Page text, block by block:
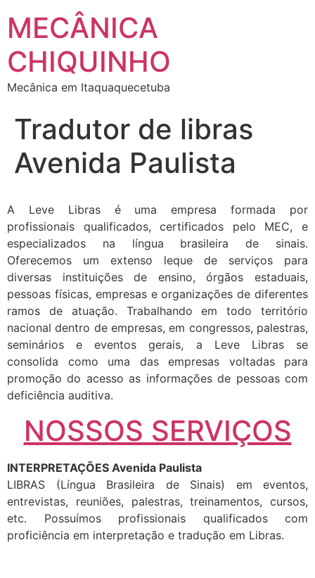
MECÂNICA
CHIQUINHO
Mecânica em Itaquaquecetuba
Tradutor de libras
Avenida Paulista
A Leve Libras é uma empresa formada por
profissionais qualificados, certificados pelo MEC, e
especializados na língua brasileira de sinais.
Oferecemos um extenso leque de serviços para
diversas instituições de ensino, órgãos estaduais,
pessoas físicas, empresas e organizações de diferentes
ramos de atuação. Trabalhando em todo território
nacional dentro de empresas, em congressos, palestras,
seminários e eventos gerais, a Leve Libras se
consolida como uma das empresas voltadas para
promoção do acesso as informações de pessoas com
deficiência auditiva.
NOSSOS SERVIÇOS
INTERPRETAÇÕES Avenida Paulista
LIBRAS (Língua Brasileira de Sinais) em eventos,
entrevistas, reuniões, palestras, treinamentos, cursos,
etc. Possuímos profissionais qualificados com
proficiência em interpretação e tradução em Libras.